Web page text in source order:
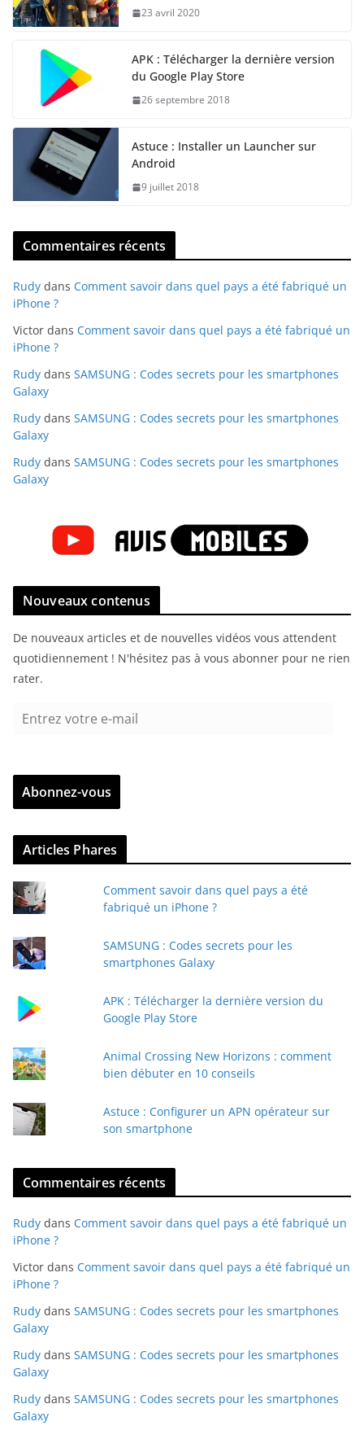
23 avril 2020
APK : Télécharger la dernière version
du Google Play Store
26 septembre 2018
Astuce : Installer un Launcher sur
Android
9 juillet 2018
Commentaires récents
Rudy dans Comment savoir dans quel pays a été fabriqué un
iPhone ?
Victor dans Comment savoir dans quel pays a été fabriqué un
iPhone ?
Rudy dans SAMSUNG : Codes secrets pour les smartphones
Galaxy
Rudy dans SAMSUNG : Codes secrets pour les smartphones
Galaxy
Rudy dans SAMSUNG : Codes secrets pour les smartphones
Galaxy
Nouveaux contenus
De nouveaux articles et de nouvelles vidéos vous attendent
quotidiennement ! N'hésitez pas à vous abonner pour ne rien
rater.
r
z
v
r
e
e
a
Abonnez-vous
Articles Phares
Comment savoir dans quel pays a été
fabriqué un iPhone ?
SAMSUNG : Codes secrets pour les
smartphones Galaxy
APK : Télécharger la dernière version du
Google Play Store
Animal Crossing New Horizons : comment
bien débuter en 10 conseils
Astuce : Configurer un APN opérateur sur
son smartphone
Commentaires récents
Rudy dans Comment savoir dans quel pays a été fabriqué un
iPhone ?
Victor dans Comment savoir dans quel pays a été fabriqué un
iPhone ?
Rudy dans SAMSUNG : Codes secrets pour les smartphones
Galaxy
Rudy dans SAMSUNG : Codes secrets pour les smartphones
Galaxy
Rudy dans SAMSUNG : Codes secrets pour les smartphones
Galaxy